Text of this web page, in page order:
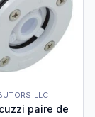
LLC
paire de